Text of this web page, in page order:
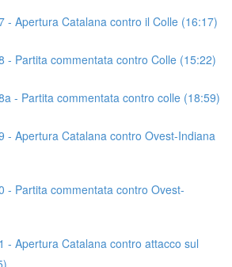
- Apertura Catalana contro il Colle (16:17)
- Partita commentata contro Colle (15:22)
- Partita commentata contro colle (18:59)
- Apertura Catalana contro Ovest-Indiana
- Partita commentata contro Ovest-
- Apertura Catalana contro attacco sul